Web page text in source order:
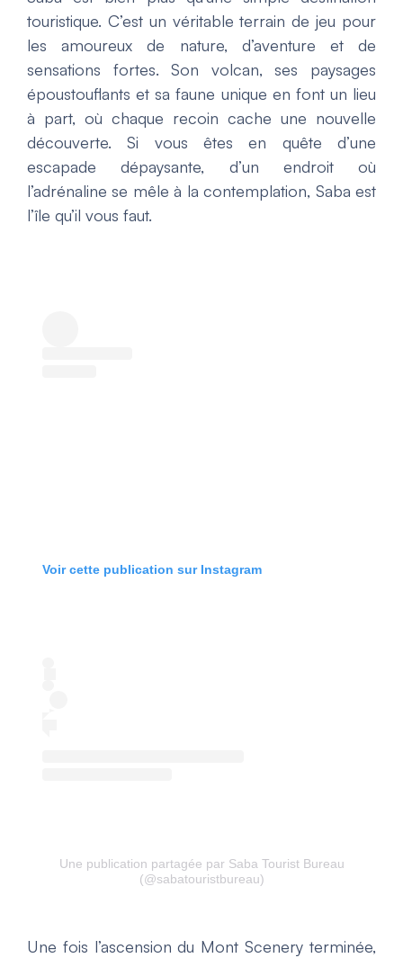
touristique. C’est un véritable terrain de jeu pour
les amoureux de nature, d’aventure et de
sensations fortes. Son volcan, ses paysages
époustouflants et sa faune unique en font un lieu
à part, où chaque recoin cache une nouvelle
découverte. Si vous êtes en quête d’une
escapade dépaysante, d’un endroit où
l’adrénaline se mêle à la contemplation, Saba est
l’île qu’il vous faut.
Voir cette publication sur Instagram
Une publication partagée par Saba Tourist Bureau
(@sabatouristbureau)
Une fois l’ascension du Mont Scenery terminée,